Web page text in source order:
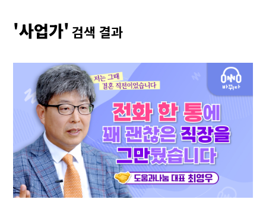
선한영향력 예술&영감 돌아온탕자
'사업가'검색 결과